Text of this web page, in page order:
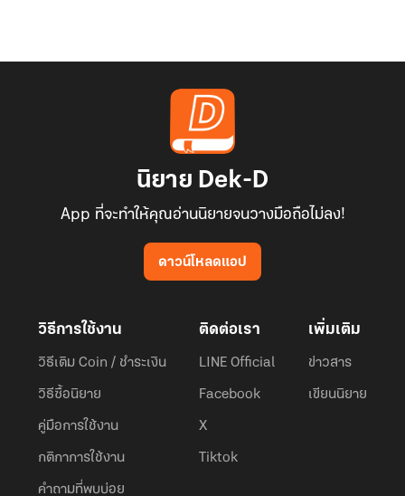
นิยาย Dek-D
App ที่จะทำให้คุณอ่านนิยายจนวางมือถือไม่ลง!
ดาวน์โหลดแอป
วิธีการใช้งาน
วิธีเติม Coin / ชำระเงิน
วิธีซื้อนิยาย
คู่มือการใช้งาน
กติกาการใช้งาน
คำถามที่พบบ่อย
ติดต่อเรา
LINE Official
Facebook
X
Tiktok
เพิ่มเติม
ข่าวสาร
เขียนนิยาย